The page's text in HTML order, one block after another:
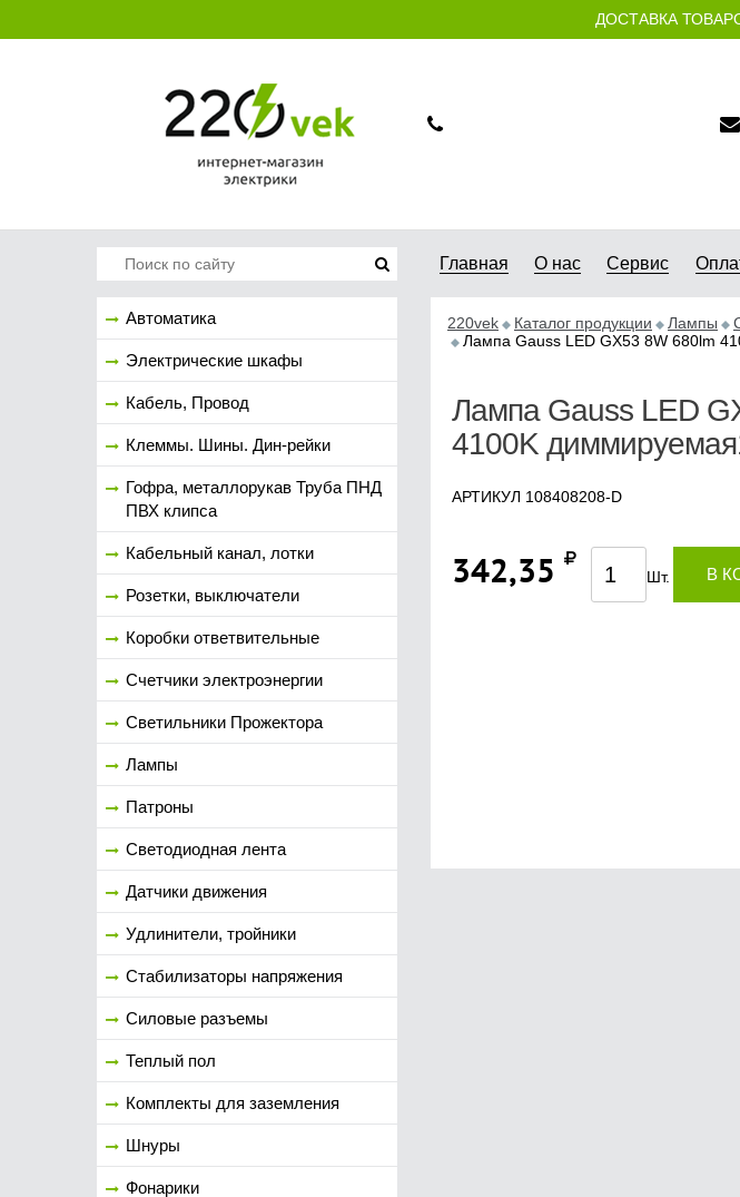
ДОСТАВКА
Автоматика
Электрические шкафы
Кабель, Провод
Клеммы. Шины. Дин-рейки
Гофра, металлорукав Труба ПНД
ПВХ клипса
Кабельный канал, лотки
Розетки, выключатели
Коробки ответвительные
Счетчики электроэнергии
Светильники Прожектора
Лампы
Патроны
Светодиодная лента
Датчики движения
Удлинители, тройники
Стабилизаторы напряжения
Силовые разъемы
Теплый пол
Комплекты для заземления
Шнуры
Фонарики
Главная О нас Сервис
220vek Каталог продукции Лампы
Лампа Gauss LED GX53 8W 680lm
Лампа Gauss LED
4100K
АРТИКУЛ 108408208-D
342,35 Шт. В